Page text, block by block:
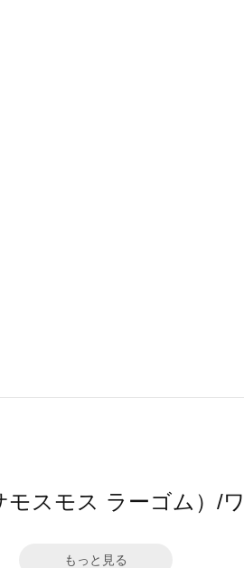
モスモス ラーゴム）/
もっと見る